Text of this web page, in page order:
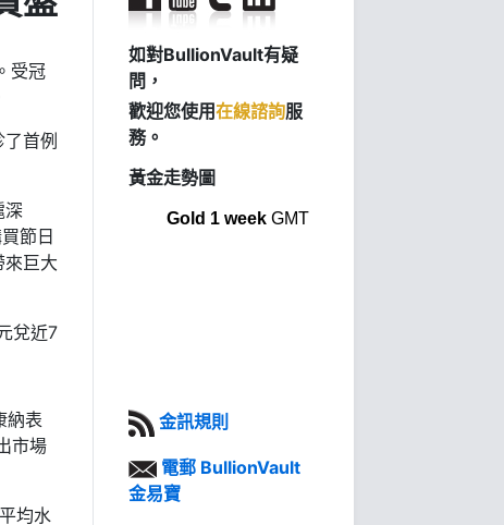
受冠
首例
深
節日
來巨大
兌近7
納表
市場
均水
如對BullionVault有疑
問，
歡迎您使用在線諮詢服
務。
黃金走勢圖
Gold 1 weekGMT
金訊規則
電郵 BullionVault
金易寶